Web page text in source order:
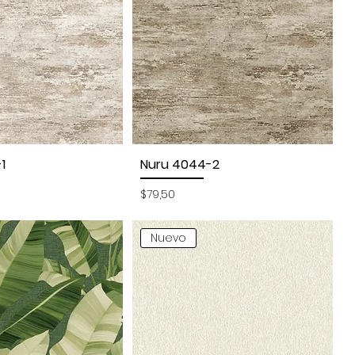
rápida Vista rápida
Nuru 4044-2
Precio
$79,50
Nuevo